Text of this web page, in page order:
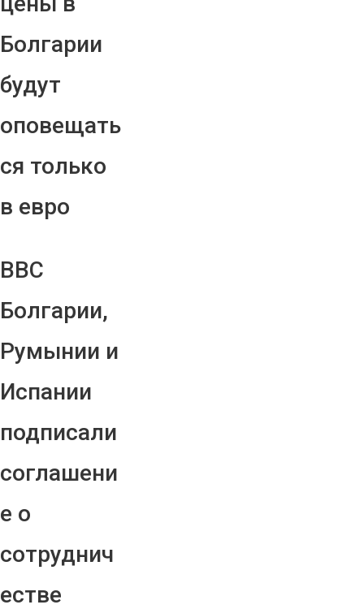
Болгарии
будут
оповещать
ся только
в евро
ВВС
Болгарии,
Румынии и
Испании
подписали
соглашени
е о
сотруднич
естве